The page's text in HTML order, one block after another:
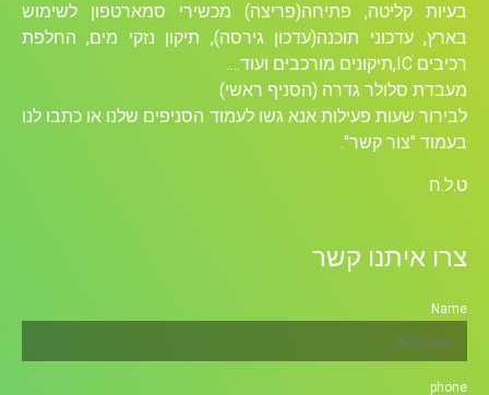
בעיות קליטה, פתיחה(פריצה) מכשירי סמארטפון לשימוש
בארץ, עדכוני תוכנה(עדכון גירסה), תיקון נזקי מים, החלפת
רכיבים ICׁ,תיקונים מורכבים ועוד….
מעבדת סלולר גדרה (הסניף ראשי)
לבירור שעות פעילות אנא גשו לעמוד הסניפים שלנו או כתבו לנו
בעמוד "צור קשר".
ט.ל.ח
צרו איתנו קשר
Name
phone